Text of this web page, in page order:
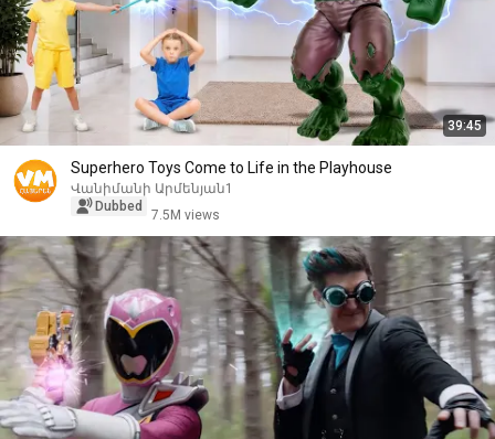
39:45
Superhero Toys Come to Life in the Playhouse
Վանիմանի Արմենյան1
Dubbed
7.5M views